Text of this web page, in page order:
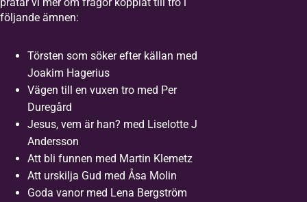
följande ämnen:
Törsten som söker efter källan med
Joakim Hagerius
Vägen till en vuxen tro med Per
Duregård
Jesus, vem är han? med Liselotte J
Andersson
Att bli funnen med Martin Klemetz
Att urskilja Gud med Åsa Molin
Goda vanor med Lena Bergström